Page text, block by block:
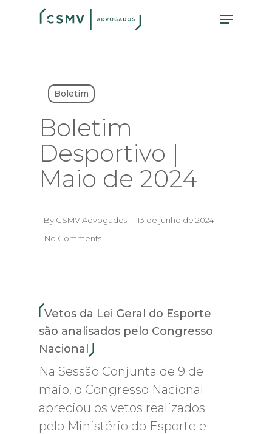
Menu
Boletim
Boletim
Desportivo |
Maio de 2024
By CSMV Advogados
13 de junho de 2024
No Comments
Vetos da Lei Geral do Esporte
são analisados pelo Congresso
Nacional
Na Sessão Conjunta de 9 de
maio, o Congresso Nacional
apreciou os vetos realizados
pelo Ministério do Esporte e